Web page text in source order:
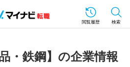
閲覧履歴 検索
・鉄鋼】の企業情報